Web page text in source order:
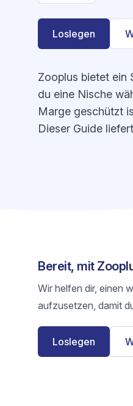
Loslegen
Zooplus bietet ein
du eine Nische
Marge geschützt
Dieser Guide
Bereit, mit
Wir helfen dir, einen
aufzusetzen, damit
Loslegen